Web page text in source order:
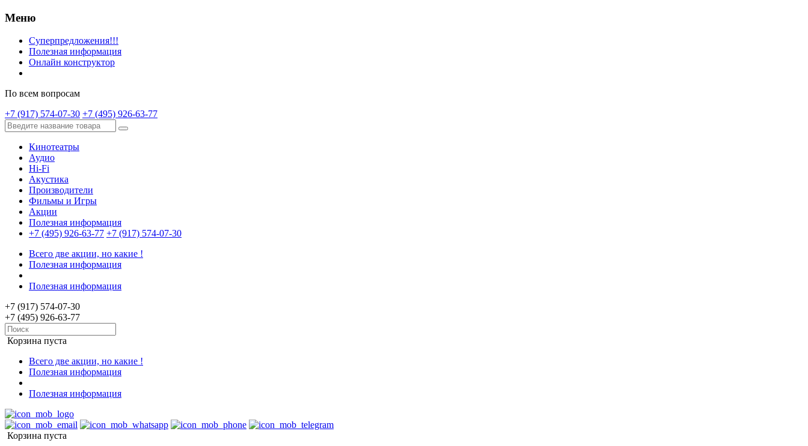
Меню
Суперпредложения!!!
Полезная информация
Онлайн конструктор
По всем вопросам
+7 (917) 574-07-30 +7 (495) 926-63-77
Кинотеатры
Аудио
Hi-Fi
Акустика
Производители
Фильмы и Игры
Акции
Полезная информация
+7 (495) 926-63-77 +7 (917) 574-07-30
Всего две акции, но какие !
Полезная информация
Полезная информация
+7 (917) 574-07-30
+7 (495) 926-63-77
Корзина пуста
Всего две акции, но какие !
Полезная информация
Полезная информация
Корзина пуста